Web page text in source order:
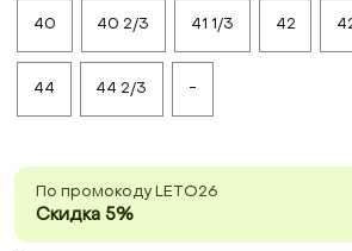
40 40 2/3 41 1/3 42
44 44 2/3 -
По промокоду LETO26
Скидка 5%